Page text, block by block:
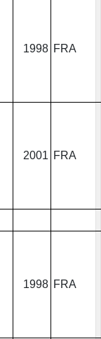
1998 FRA
2001 FRA
1998 FRA